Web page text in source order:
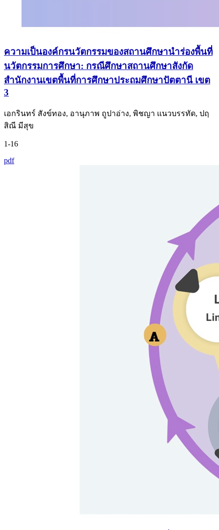
ความเป็นองค์กรนวัตกรรมของสถานศึกษานำร่องพื้นที่
นวัตกรรมการศึกษา: กรณีศึกษาสถานศึกษาสังกัด
สำนักงานเขตพื้นที่การศึกษาประถมศึกษาปัตตานี เขต
3
เอกรินทร์ สังข์ทอง, อานุภาพ ถูปาอ่าง, พิชญา แนวบรรทัด, ปฤ
สิณี มีสุข
1-16
pdf